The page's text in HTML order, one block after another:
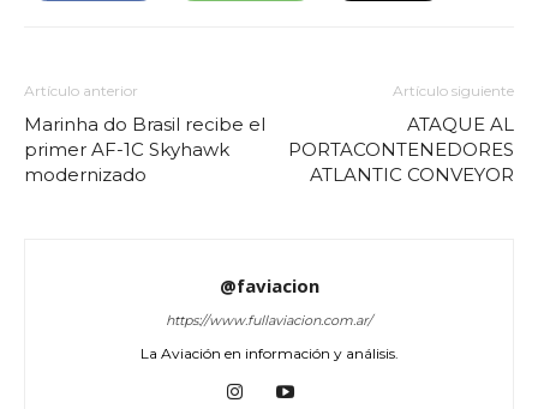
Artículo anterior
Marinha do Brasil recibe el
primer AF-1C Skyhawk
modernizado
Artículo siguiente
ATAQUE AL
PORTACONTENEDORES
ATLANTIC CONVEYOR
@faviacion
https://www.fullaviacion.com.ar/
La Aviación en información y análisis.